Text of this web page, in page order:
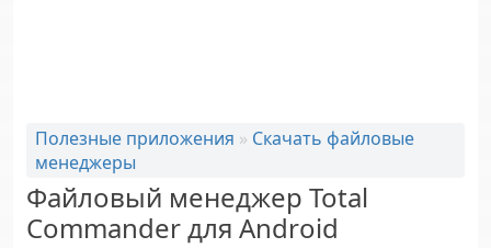
Полезные приложения » Скачать файловые
менеджеры
Файловый менеджер Total
Commander для Android